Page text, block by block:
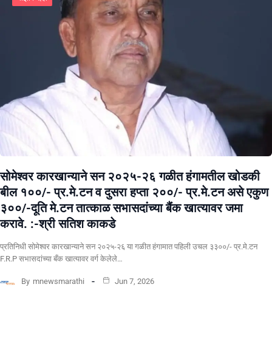
सोमेश्वर कारखान्याने सन २०२५-२६ गळीत हंगामतील खोडकी
बील १००/- प्र.मे.टन व दुसरा हप्ता २००/- प्र.मे.टन असे एकुण
३००/-दूति मे.टन तात्काळ सभासदांच्या बैंक खात्यावर जमा
करावे. :-श्री सतिश काकडे
प्रतिनिधी सोमेश्वर कारखान्याने सन २०२५-२६ या गळीत हंगामात पहिली उचल ३३००/- प्र.मे.टन
F.R.P सभासदांच्या बँक खात्यावर वर्ग केलेले…
By mnewsmarathi Jun 7, 2026